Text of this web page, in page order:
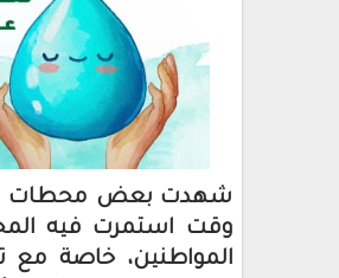
شهدت بعض محطات
وقت استمرت فيه
المواطنين، خاصة مع